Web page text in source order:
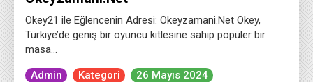
Okey21 ile Eğlencenin Adresi: Okeyzamani.Net Okey,
Türkiye’de geniş bir oyuncu kitlesine sahip popüler bir
masa…
Admin Kategori 26 Mayıs 2024